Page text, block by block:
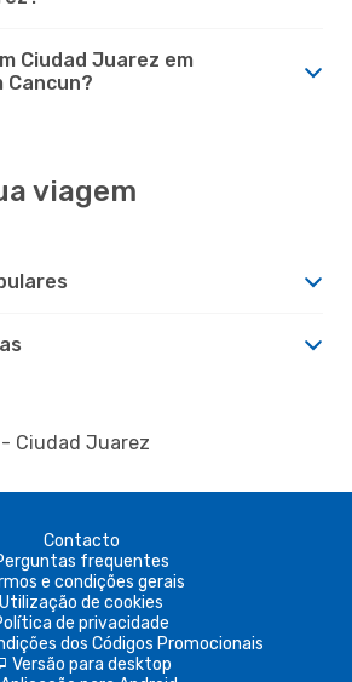
Ciudad Juarez em
Cancun?
viagem
Ciudad Juarez
Contacto
frequentes
e condições gerais
Utilização de cookies
de privacidade
dos Códigos Promocionais
Versão para desktop